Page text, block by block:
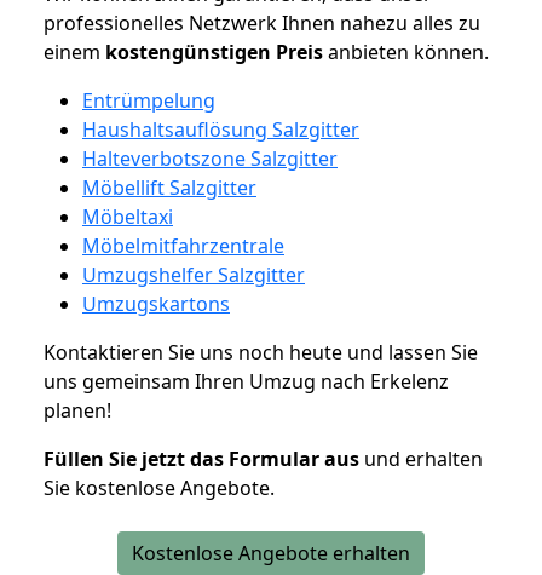
professionelles Netzwerk Ihnen nahezu alles zu
einem kostengünstigen Preisanbieten können.
Entrümpelung
Haushaltsauflösung Salzgitter
Halteverbotszone Salzgitter
Möbellift Salzgitter
Möbeltaxi
Möbelmitfahrzentrale
Umzugshelfer Salzgitter
Umzugskartons
Kontaktieren Sie uns noch heute und lassen Sie
uns gemeinsam Ihren Umzug nach Erkelenz
planen!
Füllen Sie jetzt das Formular aus und erhalten
Sie kostenlose Angebote.
Kostenlose Angebote erhalten